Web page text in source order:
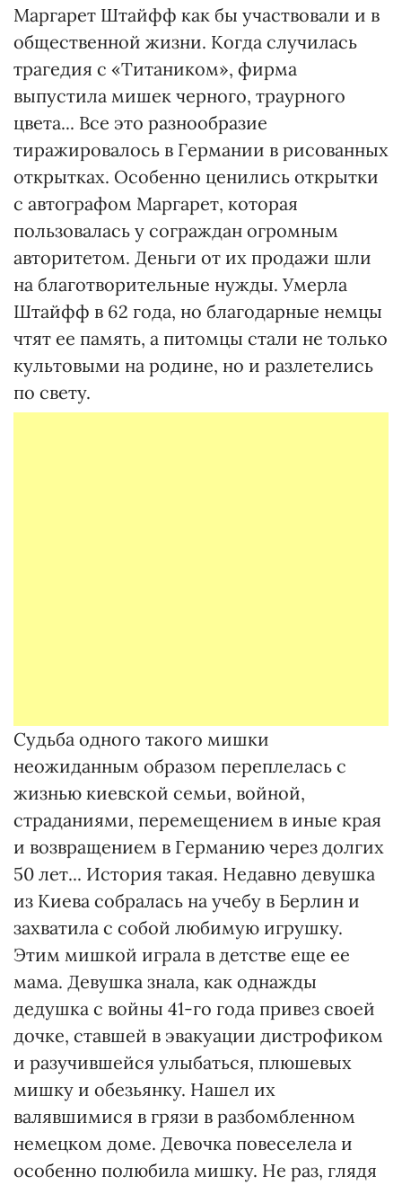
Маргарет Штайфф как бы участвовали и в
общественной жизни. Когда случилась
трагедия с «Титаником», фирма
выпустила мишек черного, траурного
цвета... Все это разнообразие
тиражировалось в Германии в рисованных
открытках. Особенно ценились открытки
с автографом Маргарет, которая
пользовалась у сограждан огромным
авторитетом. Деньги от их продажи шли
на благотворительные нужды. Умерла
Штайфф в 62 года, но благодарные немцы
чтят ее память, а питомцы стали не только
культовыми на родине, но и разлетелись
по свету.
Судьба одного такого мишки
неожиданным образом переплелась с
жизнью киевской семьи, войной,
страданиями, перемещением в иные края
и возвращением в Германию через долгих
50 лет... История такая. Недавно девушка
из Киева собралась на учебу в Берлин и
захватила с собой любимую игрушку.
Этим мишкой играла в детстве еще ее
мама. Девушка знала, как однажды
дедушка с войны 41-го года привез своей
дочке, ставшей в эвакуации дистрофиком
и разучившейся улыбаться, плюшевых
мишку и обезьянку. Нашел их
валявшимися в грязи в разбомбленном
немецком доме. Девочка повеселела и
особенно полюбила мишку. Не раз, глядя